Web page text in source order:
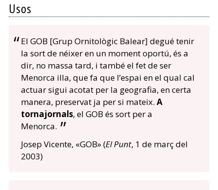
Usos
El GOB [Grup Ornitològic Balear] degué tenir
la sort de néixer en un moment oportú, és a
dir, no massa tard, i també el fet de ser
Menorca illa, que fa que l’espai en el qual cal
actuar sigui acotat per la geografia, en certa
manera, preservat ja per si mateix. A
tornajornals, el GOB és sort per a
Menorca.
Josep Vicente, «GOB» (El Punt, 1 de març del
2003)